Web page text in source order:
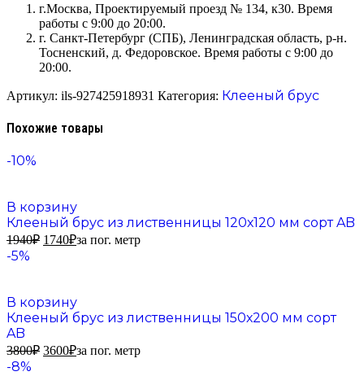
г.Москва, Проектируемый проезд № 134, к30. Время
работы с 9:00 до 20:00.
г. Санкт-Петербург (СПБ), Ленинградская область, р-н.
Тосненский, д. Федоровское. Время работы с 9:00 до
20:00.
Артикул: ils-927425918931 Категория: Клееный брус
Похожие товары
-10%
В корзину
Клееный брус из лиственницы 120х120 мм сорт AB
1940₽ 1740₽за пог. метр
-5%
В корзину
Клееный брус из лиственницы 150х200 мм сорт
AB
3800₽ 3600₽за пог. метр
-8%